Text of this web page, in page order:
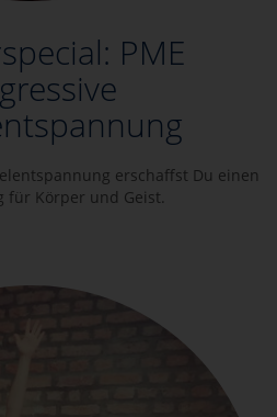
PME
erschaffst Du einen
für Körper und Geist.